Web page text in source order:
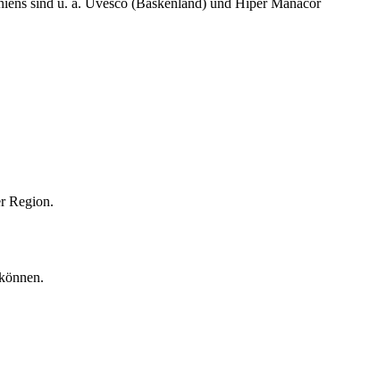
sind u. a. Uvesco (Baskenland) und Hiper Manacor
Region.